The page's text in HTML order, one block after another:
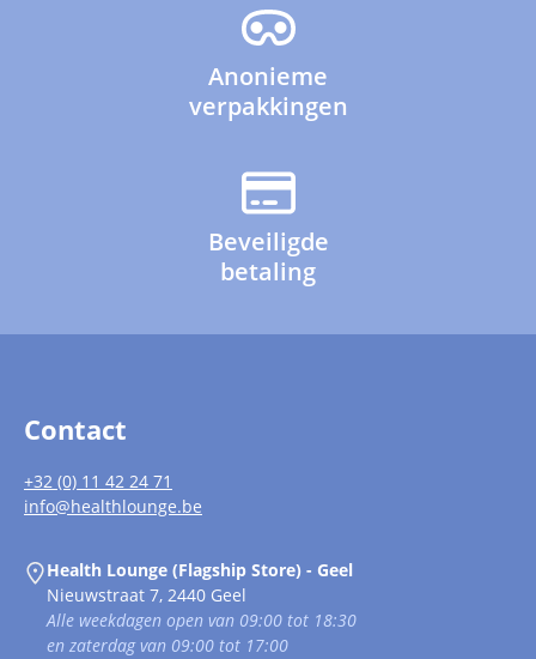
Anonieme
verpakkingen
Beveiligde
betaling
Contact
+32 (0) 11 42 24 71
info@healthlounge.be
Health Lounge (Flagship Store) - Geel
Nieuwstraat 7, 2440 Geel
Alle weekdagen open van 09:00 tot 18:30
en zaterdag van 09:00 tot 17:00